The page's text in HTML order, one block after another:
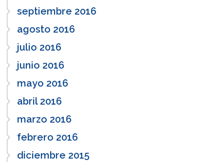
septiembre 2016
agosto 2016
julio 2016
junio 2016
mayo 2016
abril 2016
marzo 2016
febrero 2016
diciembre 2015